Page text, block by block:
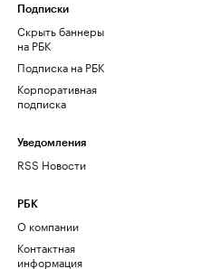
Подписки
Скрыть баннеры
на РБК
Подписка на РБК
Корпоративная
подписка
Уведомления
RSS Новости
РБК
О компании
Контактная
информация